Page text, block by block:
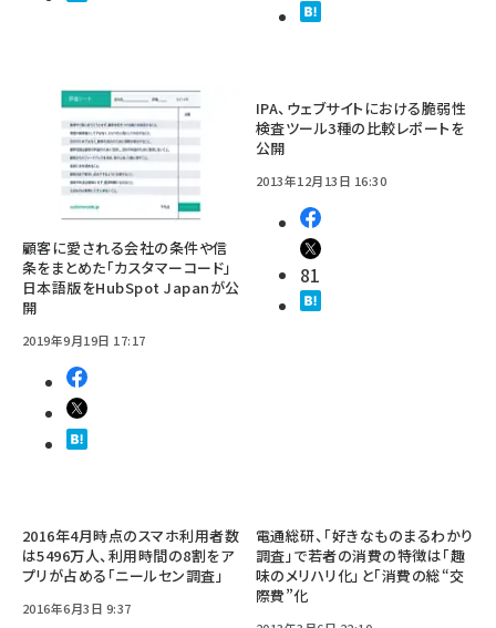
顧客に愛される会社の条件や信
条をまとめた「カスタマーコード」
日本語版をHubSpot Japanが公
開
2019年9月19日 17:17
IPA、ウェブサイトにおける脆弱性
検査ツール3種の比較レポートを
公開
2013年12月13日 16:30
81
2016年4月時点のスマホ利用者数
は5496万人、利用時間の8割をア
プリが占める「ニールセン調査」
2016年6月3日 9:37
電通総研、「好きなものまるわかり
調査」で若者の消費の特徴は「趣
味のメリハリ化」と「消費の総“交
際費”化